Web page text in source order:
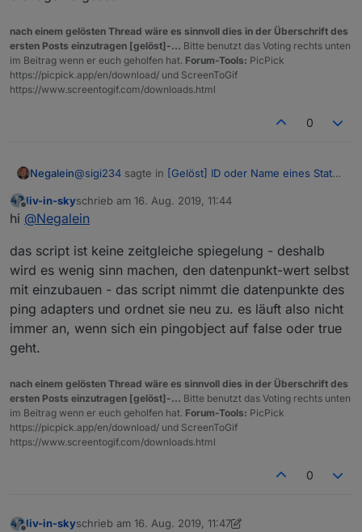
nach einem gelösten Thread wäre es sinnvoll dies in der Überschrift des
ersten Posts einzutragen [gelöst]-... Bitte benutzt das Voting rechts unten
im Beitrag wenn er euch geholfen hat. Forum-Tools: PicPick
https://picpick.app/en/download/ und ScreenToGif
https://www.screentogif.com/downloads.html
0
Negalein@sigi234 sagte in [Gelöst] ID oder Name eines State
@
Nur passen true/false nicht zusammen.
Das Skript gibt doch nur den Namen und die IP
aus,,,,,,,,,,
Ah, ok, dann hab ich das falsch verstanden.
Offline
liv-in-skyschrieb am 16. Aug. 2019, 11:44
zuletzt editiert von
hi @Negalein
das script ist keine zeitgleiche spiegelung - deshalb
wird es wenig sinn machen, den datenpunkt-wert selbst
mit einzubauen - das script nimmt die datenpunkte des
ping adapters und ordnet sie neu zu. es läuft also nicht
immer an, wenn sich ein pingobject auf false oder true
geht.
nach einem gelösten Thread wäre es sinnvoll dies in der Überschrift des
ersten Posts einzutragen [gelöst]-... Bitte benutzt das Voting rechts unten
im Beitrag wenn er euch geholfen hat. Forum-Tools: PicPick
https://picpick.app/en/download/ und ScreenToGif
https://www.screentogif.com/downloads.html
0
liv-in-skyschrieb am 16. Aug. 2019, 11:47